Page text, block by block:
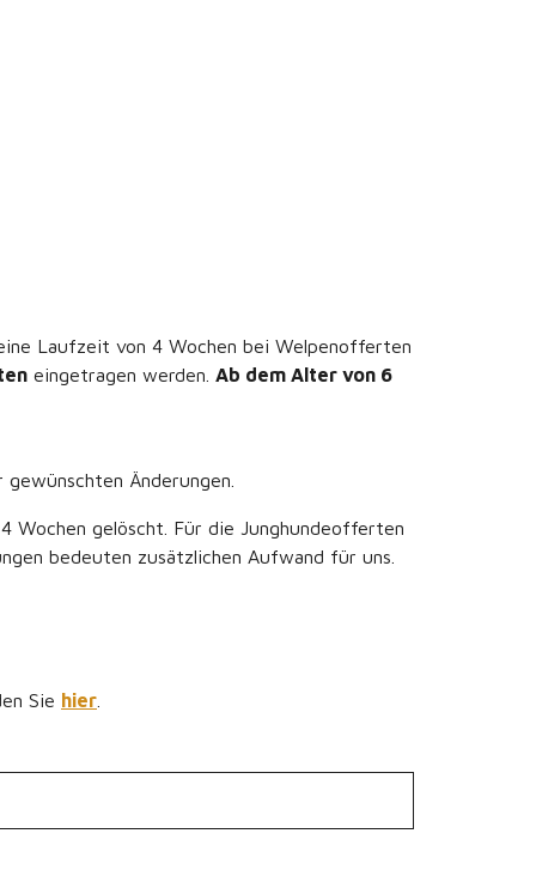
Laufzeit von 4 Wochen bei Welpenofferten
eingetragen werden. Ab dem Alter von 6
Änderungen.
Wochen gelöscht. Für die Junghundeofferten
bedeuten zusätzlichen Aufwand für uns.
Sie hier